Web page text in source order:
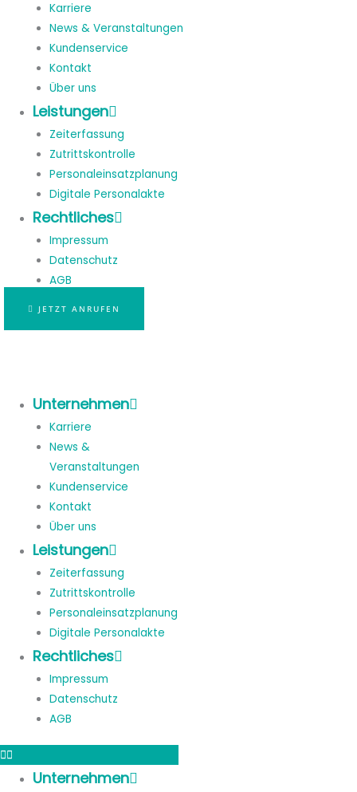
Karriere
News & Veranstaltungen
Kundenservice
Kontakt
Über uns
Leistungen
Zeiterfassung
Zutrittskontrolle
Personaleinsatzplanung
Digitale Personalakte
Rechtliches
Impressum
Datenschutz
AGB
JETZT ANRUFEN
Unternehmen
Karriere
News &
Veranstaltungen
Kundenservice
Kontakt
Über uns
Leistungen
Zeiterfassung
Zutrittskontrolle
Personaleinsatzplanung
Digitale Personalakte
Rechtliches
Impressum
Datenschutz
AGB
Unternehmen